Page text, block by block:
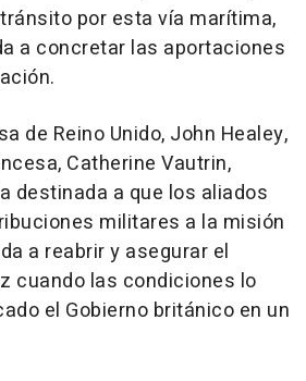
por esta vía marítima,
a concretar las aportaciones
de Reino Unido, John Healey,
Catherine Vautrin,
destinada a que los aliados
militares a la misión
a reabrir y asegurar el
cuando las condiciones lo
el Gobierno británico en un